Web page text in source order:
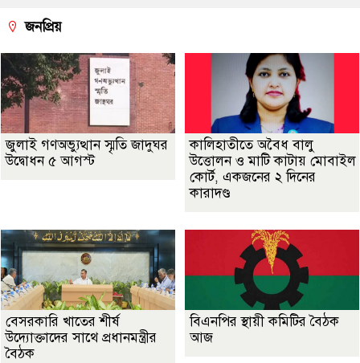
জনপ্রিয়
জুলাই গণঅভ্যুত্থান স্মৃতি জাদুঘর
উদ্বোধন ৫ আগস্ট
কালিহাতীতে অবৈধ বালু
উত্তোলন ও মাটি কাটায় মোবাইল
কোর্ট, একজনের ২ দিনের
কারাদণ্ড
বেসরকারি খাতের শীর্ষ
উদ্যোক্তাদের সাথে প্রধানমন্ত্রীর
বৈঠক
বিএনপির স্থায়ী কমিটির বৈঠক
আজ